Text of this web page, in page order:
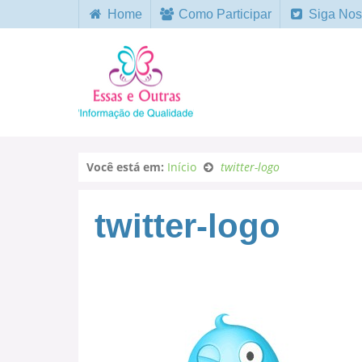
Home Como Participar Siga
Você está em: Início twitter-logo
twitter-logo